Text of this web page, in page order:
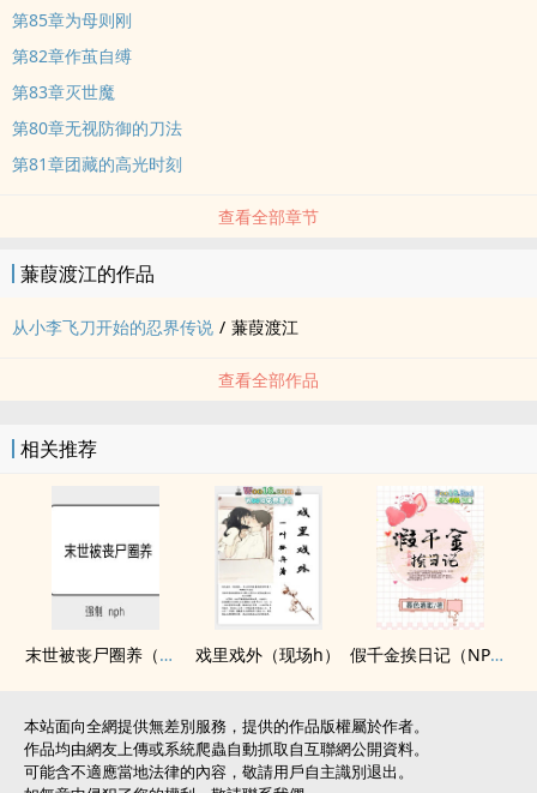
第85章为母则刚
第82章作茧自缚
第83章灭世魔
第80章无视防御的刀法
第81章团藏的高光时刻
查看全部章节
蒹葭渡江的作品
从小李飞刀开始的忍界传说 / 蒹葭渡江
查看全部作品
相关推荐
末世被丧尸圈养（强制 nph） 戏里戏外（现场h） 假千金挨日记（NPH）
本站面向全網提供無差別服務，提供的作品版權屬於作者。
作品均由網友上傳或系統爬蟲自動抓取自互聯網公開資料。
可能含不適應當地法律的內容，敬請用戶自主識別退出。